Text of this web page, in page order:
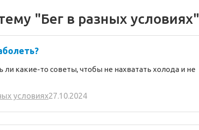
"Бег в разных условиях"
ли какие-то советы, чтобы не нахватать холода и не
условиях27.10.2024